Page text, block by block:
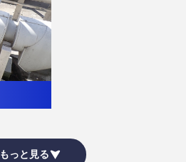
もっと見る